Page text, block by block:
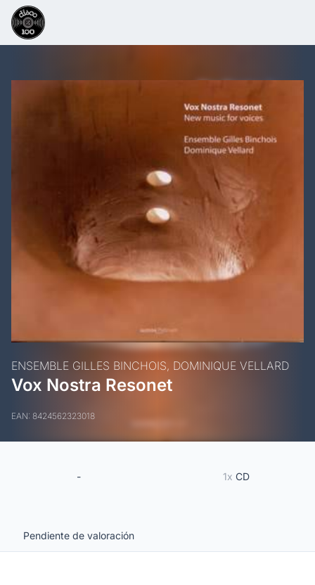
ENSEMBLE GILLES BINCHOIS, DOMINIQUE VELLARD
Vox Nostra Resonet
EAN: 8424562323018
- 1x CD
Pendiente de valoración